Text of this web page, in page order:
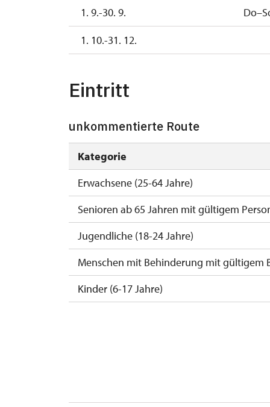
1. 9.-30. 9.
1. 10.-31. 12.
Eintritt
unkommentierte Route
Kategorie
Erwachsene (25-64 Jahre)
Senioren ab 65 Jahren mit gültigem
Jugendliche (18-24 Jahre)
Menschen mit Behinderung mit gültigem
Kinder (6-17 Jahre)